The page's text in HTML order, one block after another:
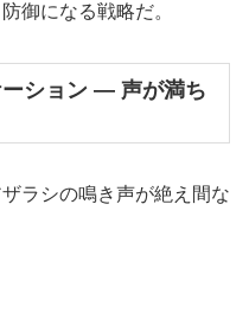
御になる戦略だ。
ション ― 声が満ち
ラシの鳴き声が絶え間な